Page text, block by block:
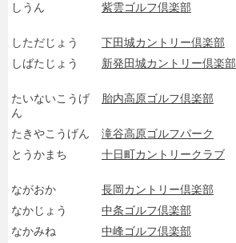
しうん
紫雲ゴルフ倶楽部
しただじょう
下田城カントリー倶楽部
しばたじょう
新発田城カントリー倶楽部
たいないこうげ
ん
胎内高原ゴルフ倶楽部
たきやこうげん 滝谷高原ゴルフパーク
とうかまち
十日町カントリークラブ
ながおか
長岡カントリー倶楽部
なかじょう
中条ゴルフ倶楽部
なかみね
中峰ゴルフ倶楽部